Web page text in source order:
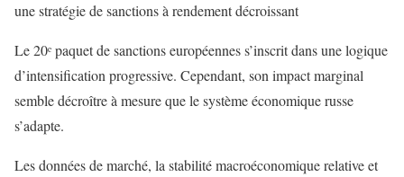
une stratégie de sanctions à rendement décroissant
Le 20ᵉ paquet de sanctions européennes s’inscrit dans une logique
d’intensification progressive. Cependant, son impact marginal
semble décroître à mesure que le système économique russe
s’adapte.
Les données de marché, la stabilité macroéconomique relative et